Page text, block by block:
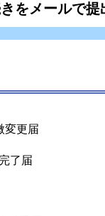
をメールで提
変更届
了届